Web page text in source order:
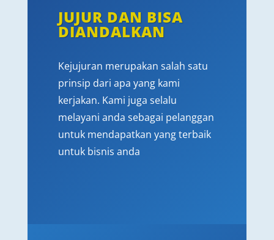
JUJUR DAN BISA
DIANDALKAN
Kejujuran merupakan salah satu
prinsip dari apa yang kami
kerjakan. Kami juga selalu
melayani anda sebagai pelanggan
untuk mendapatkan yang terbaik
untuk bisnis anda